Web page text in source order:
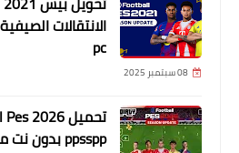
pc
08 سبتمبر 2025
ppsspp بدون نت من ميديا فاير